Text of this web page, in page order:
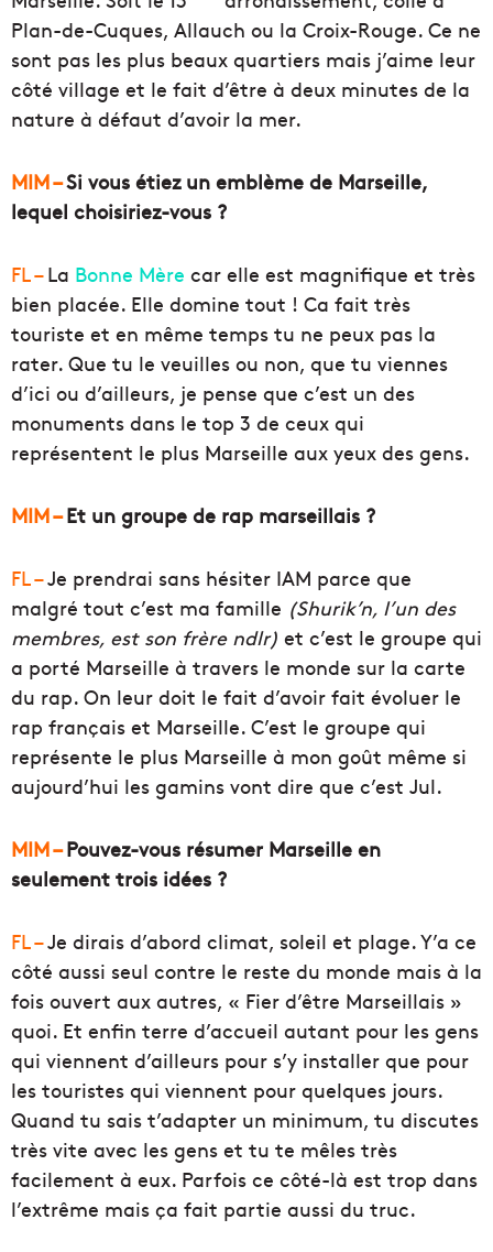
Plan-de-Cuques, Allauch ou la Croix-Rouge. Ce ne
sont pas les plus beaux quartiers mais j’aime leur
côté village et le fait d’être à deux minutes de la
nature à défaut d’avoir la mer.
MIM –Si vous étiez un emblème de Marseille,
lequel choisiriez-vous ?
FL –La Bonne Mère car elle est magnifique et très
bien placée. Elle domine tout ! Ca fait très
touriste et en même temps tu ne peux pas la
rater. Que tu le veuilles ou non, que tu viennes
d’ici ou d’ailleurs, je pense que c’est un des
monuments dans le top 3 de ceux qui
représentent le plus Marseille aux yeux des gens.
MIM –Et un groupe de rap marseillais ?
FL –Je prendrai sans hésiter IAM parce que
malgré tout c’est ma famille (Shurik’n, l’un des
membres, est son frère ndlr) et c’est le groupe qui
a porté Marseille à travers le monde sur la carte
du rap. On leur doit le fait d’avoir fait évoluer le
rap français et Marseille. C’est le groupe qui
représente le plus Marseille à mon goût même si
aujourd’hui les gamins vont dire que c’est Jul.
MIM –Pouvez-vous résumer Marseille en
seulement trois idées ?
FL –Je dirais d’abord climat, soleil et plage. Y’a ce
côté aussi seul contre le reste du monde mais à la
fois ouvert aux autres, « Fier d’être Marseillais »
quoi. Et enfin terre d’accueil autant pour les gens
qui viennent d’ailleurs pour s’y installer que pour
les touristes qui viennent pour quelques jours.
Quand tu sais t’adapter un minimum, tu discutes
très vite avec les gens et tu te mêles très
facilement à eux. Parfois ce côté-là est trop dans
l’extrême mais ça fait partie aussi du truc.